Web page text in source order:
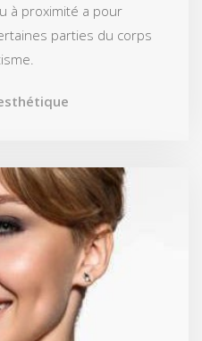
à proximité a pour
parties du corps